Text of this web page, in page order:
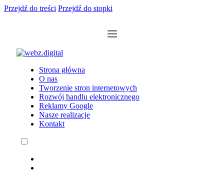
Przejdź do treści Przejdź do stopki
Strona główna
O nas
Tworzenie stron internetowych
Rozwój handlu elektronicznego
Reklamy Google
Nasze realizacje
Kontakt